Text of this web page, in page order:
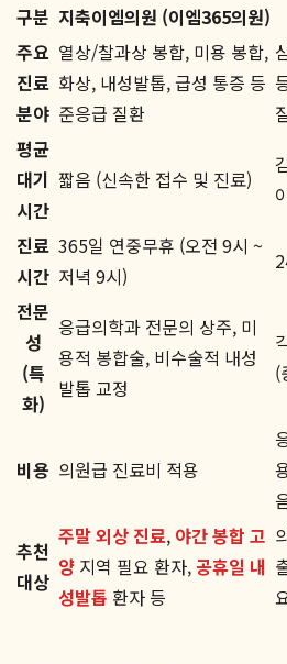
구분 지축이엠의원 (이엠365의원)
주요
진료
분야
열상/찰과상 봉합, 미용 봉합,
화상, 내성발톱, 급성 통증 등
준응급 질환
평균
대기
시간
짧음 (신속한 접수 및 진료)
진료
시간
365일 연중무휴 (오전 9시 ~
저녁 9시)
전문
성
(특
화)
응급의학과 전문의 상주, 미
용적 봉합술, 비수술적 내성
발톱 교정
(
비용 의원급 진료비 적용
추천
대상
주말 외상 진료, 야간 봉합 고
양 지역 필요 환자, 공휴일 내
성발톱 환자 등